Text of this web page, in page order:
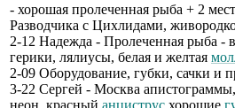
- хорошая пролеченная рыба + 2
Разводчика с Цихлидами,
2-12 Надежда - Пролеченная рыба -
герики, лялиусы, белая и желтая
2-09 Оборудование, губки, сачки и
3-22 Сергей - Москва
неон, красный анциструс хорошие